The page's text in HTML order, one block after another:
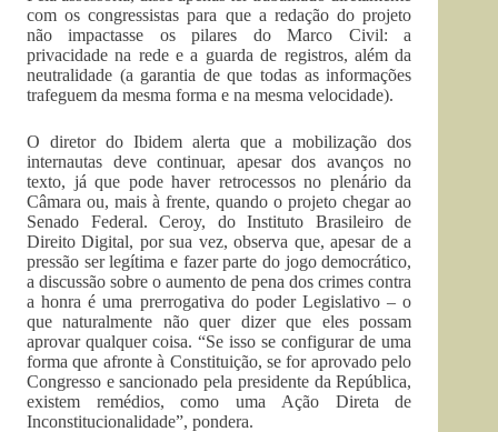
com os congressistas para que a redação do projeto
não impactasse os pilares do Marco Civil: a
privacidade na rede e a guarda de registros, além da
neutralidade (a garantia de que todas as informações
trafeguem da mesma forma e na mesma velocidade).
O diretor do Ibidem alerta que a mobilização dos
internautas deve continuar, apesar dos avanços no
texto, já que pode haver retrocessos no plenário da
Câmara ou, mais à frente, quando o projeto chegar ao
Senado Federal. Ceroy, do Instituto Brasileiro de
Direito Digital, por sua vez, observa que, apesar de a
pressão ser legítima e fazer parte do jogo democrático,
a discussão sobre o aumento de pena dos crimes contra
a honra é uma prerrogativa do poder Legislativo – o
que naturalmente não quer dizer que eles possam
aprovar qualquer coisa. “Se isso se configurar de uma
forma que afronte à Constituição, se for aprovado pelo
Congresso e sancionado pela presidente da República,
existem remédios, como uma Ação Direta de
Inconstitucionalidade”, pondera.